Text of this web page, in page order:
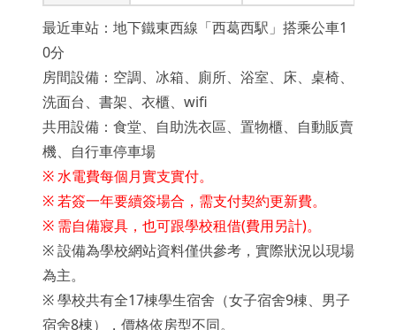
最近車站：地下鐵東西線「西葛西駅」搭乘公車1
0分
房間設備：空調、冰箱、廁所、浴室、床、桌椅、
洗面台、書架、衣櫃、wifi
共用設備：食堂、自助洗衣區、置物櫃、自動販賣
機、自行車停車場
※ 水電費每個月實支實付。
※ 若簽一年要續簽場合，需支付契約更新費。
※ 需自備寢具，也可跟學校租借(費用另計)。
※ 設備為學校網站資料僅供參考，實際狀況以現場
為主。
※學校共有全17棟學生宿舍（女子宿舍9棟、男子
宿舍8棟）， 價格依房型不同。